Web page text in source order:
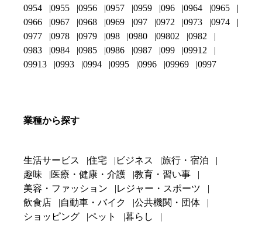
0954
0955 0956 0957 0959 096 0964
0965
0966
0967 0968 0969 097 0972 0973
0974
0977
0978 0979 098 0980 09802
0982
0983
0984 0985 0986 0987 099
09912
09913
0993 0994 0995 0996 09969 0997
業種から探す
生活サービス 住宅 ビジネス
旅行・宿泊
趣味
医療・健康・介護
教育・習い事
美容・ファッション
レジャー・スポーツ
飲食店
自動車・バイク
公共機関・団体
ショッピング
ペット
暮らし